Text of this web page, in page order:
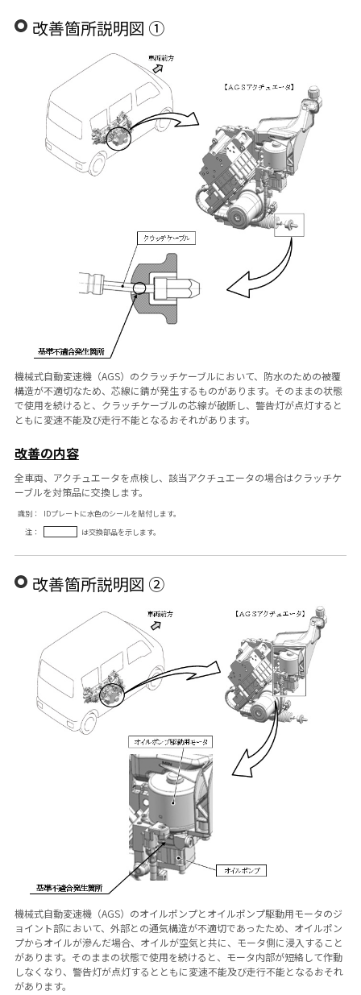
改善箇所説明図 ①
機械式自動変速機（AGS）のクラッチケーブルにおいて、防水のための被覆
構造が不適切なため、芯線に錆が発生するものがあります。そのままの状態
で使用を続けると、クラッチケーブルの芯線が破断し、警告灯が点灯すると
ともに変速不能及び走行不能となるおそれがあります。
改善の内容
全車両、アクチュエータを点検し、該当アクチュエータの場合はクラッチケ
ーブルを対策品に交換します。
識別：
IDプレートに水色のシールを貼付します。
注：
は交換部品を示します。
改善箇所説明図 ②
機械式自動変速機（AGS）のオイルポンプとオイルポンプ駆動用モータのジ
ョイント部において、外部との通気構造が不適切であったため、オイルポン
プからオイルが滲んだ場合、オイルが空気と共に、モータ側に浸入すること
があります。そのままの状態で使用を続けると、モータ内部が短絡して作動
しなくなり、警告灯が点灯するとともに変速不能及び走行不能となるおそれ
があります。